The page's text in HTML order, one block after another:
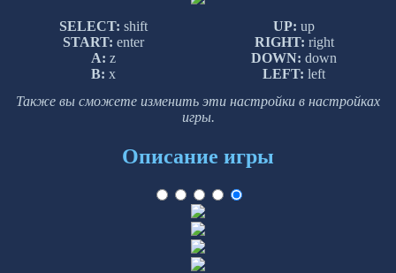
SELECT: shift
START: enter
A: z
B: x
UP: up
RIGHT: right
DOWN: down
LEFT: left
Также вы сможете изменить эти настройки в настройках
игры.
Описание игры